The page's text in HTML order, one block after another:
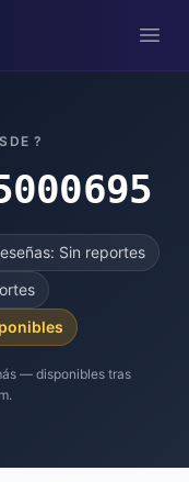
?
Sin reportes
— disponibles tras